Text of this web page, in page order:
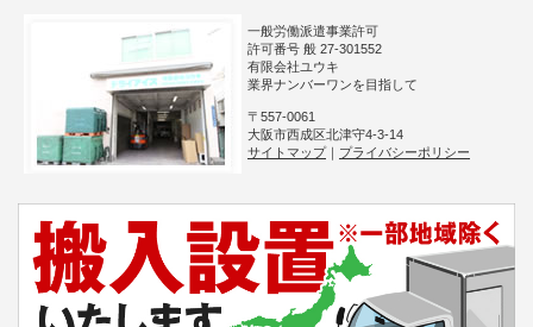
一般労働派遣事業許可
許可番号 般 27-301552
有限会社ユウキ
業界ナンバーワンを目指して
〒557-0061
大阪市西成区北津守4-3-14
サイトマップ｜ プライバシーポリシー